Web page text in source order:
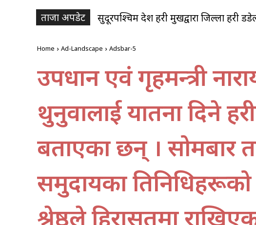
ताजा अपडेट सुदूरपश्चिम प्रदेश प्रहरी प्रमुखद्वारा जिल्ला प्रहरी
Home Ad-Landscape Adsbar-5
उपप्रधान एवं गृहमन्त्री
थुनुवालाई यातना दिने
बताएका छन् । सोमबार
समुदायका प्रतिनिधिहरूको
श्रेष्ठले हिरासतमा